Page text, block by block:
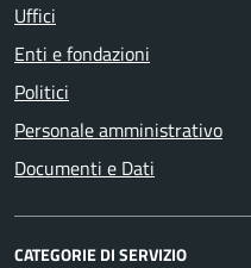
Uffici
Enti e fondazioni
Politici
Personale amministrativo
Documenti e Dati
CATEGORIE DI SERVIZIO